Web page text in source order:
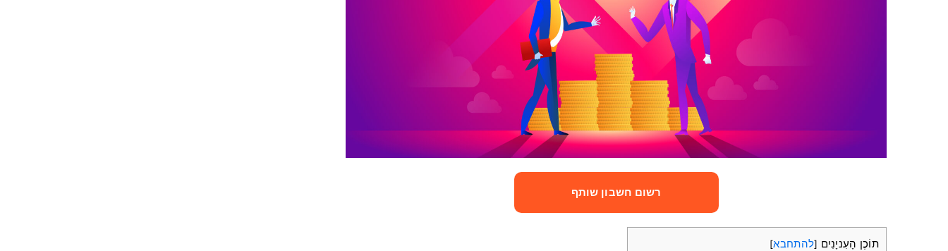
רשום חשבון שותף
תוֹכֶן הָעִניָנִים [להתחבא]